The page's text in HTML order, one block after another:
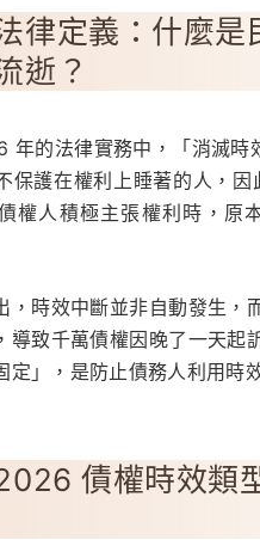
律定義：什麼
逝？
年的法律實務中，「消滅
保護在權利上睡著的人，
權人積極主張權利時，原
，時效中斷並非自動發生，
導致千萬債權因晚了一天起
定」，是防止債務人利用時
債權時效類